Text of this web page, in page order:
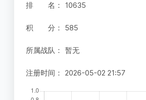
排 名： 10635
积 分： 585
所属战队： 暂无
注册时间： 2026-05-02 21:57